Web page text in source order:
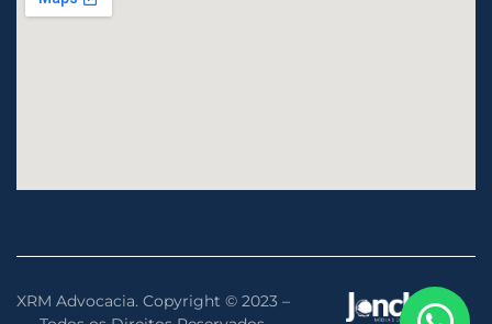
XRM Advocacia. Copyright ©️ 2023 –